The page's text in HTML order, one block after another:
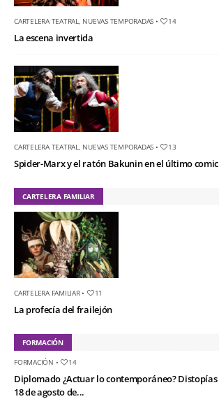
CARTELERA TEATRAL NUEVAS TEMPORADAS • 14
La escena invertida
CARTELERA TEATRAL NUEVAS TEMPORADAS • 13
Spider-Marx y el ratón Bakunin en el último comic
CARTELERA FAMILIAR
CARTELERA FAMILIAR• 11
La profecía del frailejón
FORMACIÓN
FORMACIÓN • 14
Diplomado ¿Actuar lo contemporáneo?
18 de agosto de...